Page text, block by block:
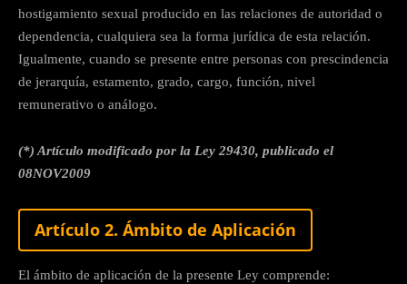
hostigamiento sexual producido en las relaciones de autoridad o
dependencia, cualquiera sea la forma jurídica de esta relación.
Igualmente, cuando se presente entre personas con prescindencia
de jerarquía, estamento, grado, cargo, función, nivel
remunerativo o análogo.
(*) Artículo modificado por la Ley 29430, publicado el
08NOV2009
Artículo 2. Ámbito de Aplicación
El ámbito de aplicación de la presente Ley comprende: